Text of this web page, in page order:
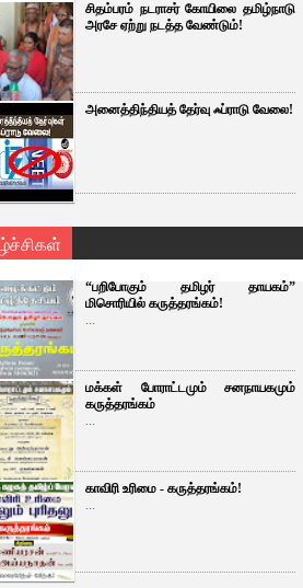
சிதம்பரம் நடராசர் கோயிலை தமிழ்நாடு
அரசே ஏற்று நடத்த வேண்டும்!
அனைத்திந்தியத் தேர்வு ஃப்ராடு வேலை!
“பறிபோகும் தமிழர் தாயகம்”
மிசொரியில் கருத்தரங்கம்!
...
மக்கள் போராட்டமும் சனநாயகமும்
கருத்தரங்கம்
...
காவிரி உரிமை - கருத்தரங்கம்!
...